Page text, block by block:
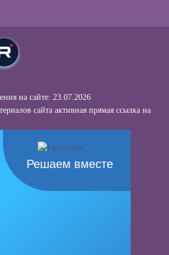
на сайте: 23.07.2026
сайта активная прямая ссылка на
Решаем вместе